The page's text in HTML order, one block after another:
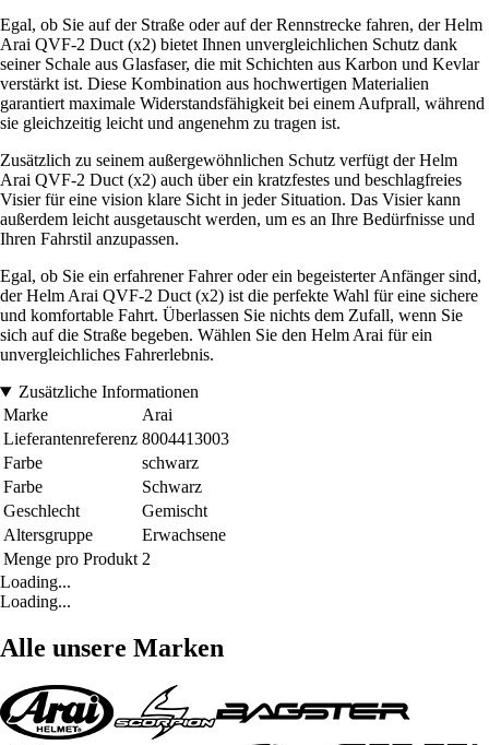
Egal, ob Sie auf der Straße oder auf der Rennstrecke fahren, der Helm
Arai QVF-2 Duct (x2) bietet Ihnen unvergleichlichen Schutz dank
seiner Schale aus Glasfaser, die mit Schichten aus Karbon und Kevlar
verstärkt ist. Diese Kombination aus hochwertigen Materialien
garantiert maximale Widerstandsfähigkeit bei einem Aufprall, während
sie gleichzeitig leicht und angenehm zu tragen ist.
Zusätzlich zu seinem außergewöhnlichen Schutz verfügt der Helm
Arai QVF-2 Duct (x2) auch über ein kratzfestes und beschlagfreies
Visier für eine vision klare Sicht in jeder Situation. Das Visier kann
außerdem leicht ausgetauscht werden, um es an Ihre Bedürfnisse und
Ihren Fahrstil anzupassen.
Egal, ob Sie ein erfahrener Fahrer oder ein begeisterter Anfänger sind,
der Helm Arai QVF-2 Duct (x2) ist die perfekte Wahl für eine sichere
und komfortable Fahrt. Überlassen Sie nichts dem Zufall, wenn Sie
sich auf die Straße begeben. Wählen Sie den Helm Arai für ein
unvergleichliches Fahrerlebnis.
Zusätzliche Informationen
Marke
Arai
Lieferantenreferenz 8004413003
Farbe
schwarz
Farbe
Schwarz
Geschlecht
Gemischt
Altersgruppe
Erwachsene
Menge pro Produkt 2
Loading...
Loading...
Alle unsere Marken